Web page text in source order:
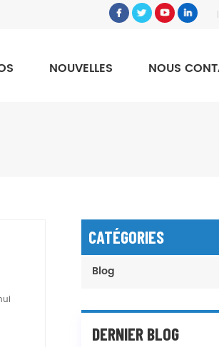
NOUVELLES NOUS
CATÉGORIES
Blog
DERNIER BLOG